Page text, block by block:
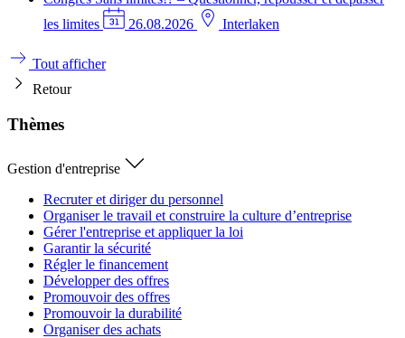
les limites
26.08.2026 Interlaken
Tout afficher
Retour
Thèmes
Gestion d'entreprise
Recruter et diriger du personnel
Organiser le travail et construire la culture d’entreprise
Gérer l'entreprise et appliquer la loi
Garantir la sécurité
Régler le financement
Développer des offres
Promouvoir des offres
Promouvoir la durabilité
Organiser des achats